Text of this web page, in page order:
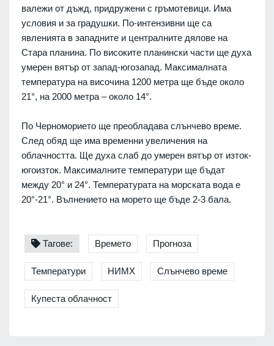
валежи от дъжд, придружени с гръмотевици. Има
условия и за градушки. По-интензивни ще са
явленията в западните и централните дялове на
Стара планина. По високите планински части ще духа
умерен вятър от запад-югозапад. Максималната
температура на височина 1200 метра ще бъде около
21°, на 2000 метра – около 14°.
По Черноморието ще преобладава слънчево време.
След обяд ще има временни увеличения на
облачността. Ще духа слаб до умерен вятър от изток-
югоизток. Максималните температури ще бъдат
между 20° и 24°. Температурата на морската вода е
20°-21°. Вълнението на морето ще бъде 2-3 бала.
Тагове: Времето Прогноза
Температури НИМХ Слънчево време
Купеста облачност